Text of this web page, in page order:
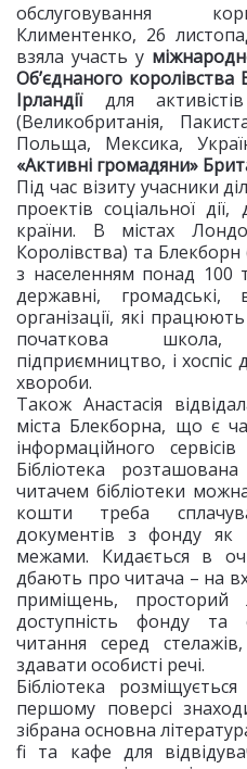
обслуговування
Климентенко, 26
взяла участь у
Об’єднаного королівства
Ірландіїдля
(Великобританія,
Польща, Мексика,
«Активні громадяни»
Під час візиту учасники
проектів соціальної
країни. В містах
Королівства) та Блекборн
з населенням понад 100
державні, громадські,
організації, які
початкова
підприємництво, і хоспіс
хвороби.
Також Анастасія
міста Блекборна, що є
інформаційного
Бібліотека
читачем бібліотеки
кошти треба
документів з фонду як
межами. Кидається в
дбають про читача – на
приміщень,
доступність фонду та
читання серед
здавати особисті речі.
Бібліотека
першому поверсі
зібрана основна
fi та кафе для